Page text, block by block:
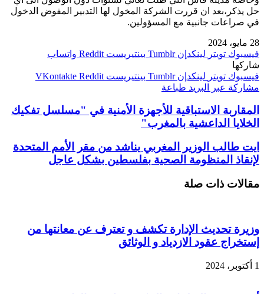
حل يذكر،بعد ان قررت الشركة المخول لها التدبير المفوض الدخول
في صراعات جانبية مع المسؤولين.
28 مايو، 2024
فيسبوك تويتر لينكدإن بينتيريست
واتساب
شاركها
فيسبوك تويتر لينكدإن بينتيريست
مشاركة عبر البريد طباعة
المقاربة الاستباقية للأجهزة الأمنية في "مسلسل تفكيك
الخلايا الداعشية بالمغرب"
ايت طالب الوزير المغربي يناشد من مقر الأمم المتحدة
لإنقاذ المنظومة الصحية بفلسطين بشكل عاجل
مقالات ذات صلة
وزيرة تحديث الإدارة تكشف و تعترف عن معانتها من
إستخراج عقود الازدياد و الوثائق
1 أكتوبر، 2024